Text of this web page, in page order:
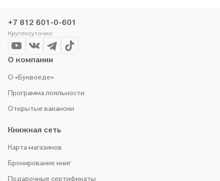
+7 812 601-0-601
Круглосуточно
О компании
О «Буквоеде»
Программа лояльности
Открытые вакансии
Книжная сеть
Карта магазинов
Бронирование книг
Подарочные сертификаты